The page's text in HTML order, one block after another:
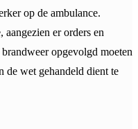
op de ambulance.
er orders en
opgevolgd moeten
de wet gehandeld dient te